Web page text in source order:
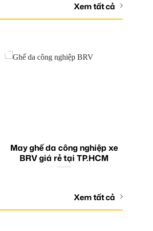
Xem tất cả
May ghế da công nghiệp xe
BRV giá rẻ tại TP.HCM
Xem tất cả